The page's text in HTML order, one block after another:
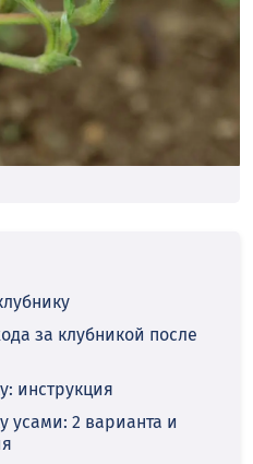
за клубникой после
инструкция
усами: 2 варианта и